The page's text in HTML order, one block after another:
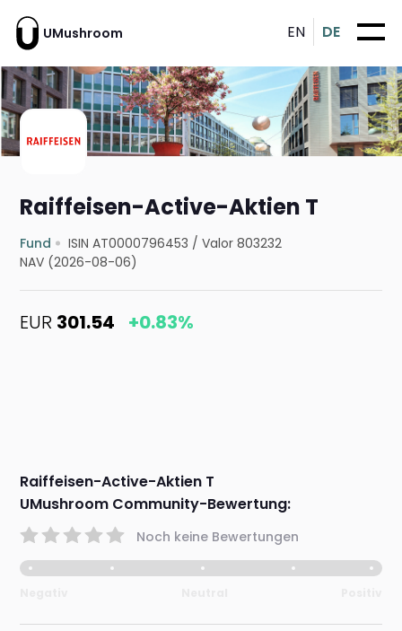
UMushroom EN DE
Raiffeisen-Active-Aktien T
Fund ISIN AT0000796453 /Valor 803232
NAV (2026-08-06)
EUR 301.54 +0.83%
Raiffeisen-Active-Aktien T
UMushroom Community-Bewertung:
Noch keine Bewertungen